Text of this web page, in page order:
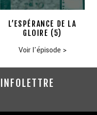
L’ESPÉRANCE DE LA
GLOIRE (5)
Voir l'épisode >